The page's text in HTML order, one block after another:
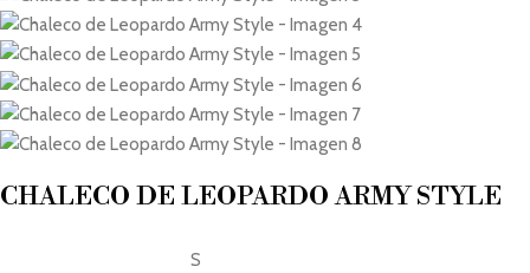
CHALECO DE LEOPARDO ARMY STYLE
S